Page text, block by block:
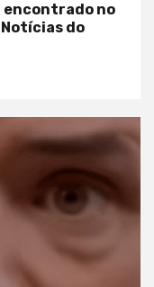
encontrado no
do